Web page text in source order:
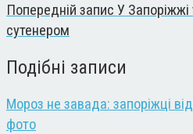
Попередній запис У
сутенером
Подібні записи
Мороз не завада: запоріжці
фото